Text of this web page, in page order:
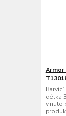
Armor
Barvící
délka
vinuto